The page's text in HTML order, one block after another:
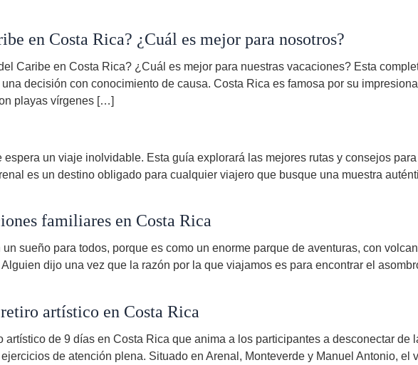
en Costa Rica? ¿Cuál es mejor para nosotros?
Caribe en Costa Rica? ¿Cuál es mejor para nuestras vacaciones? Esta
decisión con conocimiento de causa. Costa Rica es famosa por su
playas vírgenes […]
un viaje inolvidable. Esta guía explorará las mejores rutas y consejos
es un destino obligado para cualquier viajero que busque una muestra
familiares en Costa Rica
sueño para todos, porque es como un enorme parque de aventuras, con
dijo una vez que la razón por la que viajamos es para encontrar el
artístico en Costa Rica
de 9 días en Costa Rica que anima a los participantes a desconectar de
de atención plena. Situado en Arenal, Monteverde y Manuel Antonio, el